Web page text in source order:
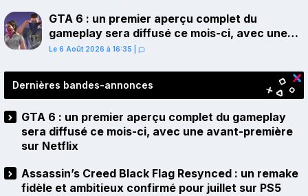
GTA 6 : un premier aperçu complet du
gameplay sera diffusé ce mois-ci, avec une
avant-première sur Netflix
Le 6 Août 2026 à 16:35
Dernières bandes-annonces
GTA 6 : un premier aperçu complet du gameplay
sera diffusé ce mois-ci, avec une avant-première
sur Netflix
Assassin’s Creed Black Flag Resynced : un remake
fidèle et ambitieux confirmé pour juillet sur PS5